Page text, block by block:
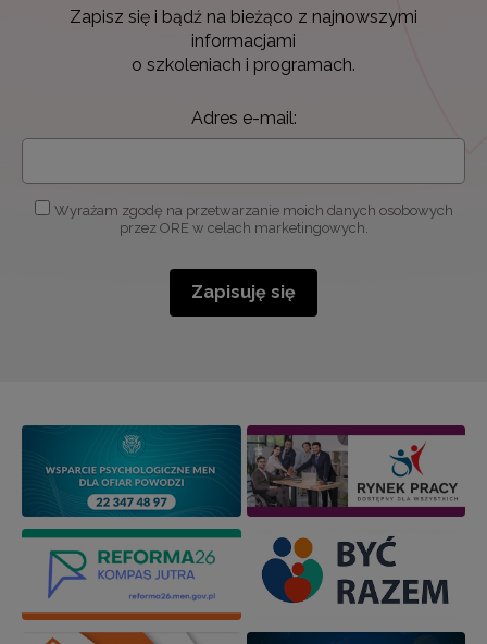
Zapisz się i bądź na bieżąco z najnowszymi
informacjami
o szkoleniach i programach.
Adres e-mail:
Wyrażam zgodę na przetwarzanie moich danych osobowych
przez ORE w celach marketingowych.
Zapisuję się